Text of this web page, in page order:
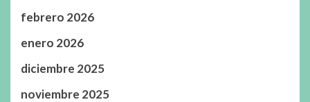
febrero 2026
enero 2026
diciembre 2025
noviembre 2025